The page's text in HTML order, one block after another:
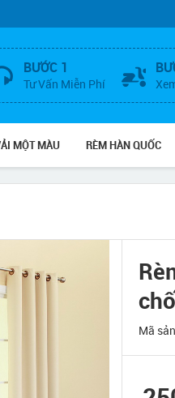
BƯỚC 1
Tư Vấn Miễn Phí
MỘT MÀU RÈM HÀN QUỐC
Mã